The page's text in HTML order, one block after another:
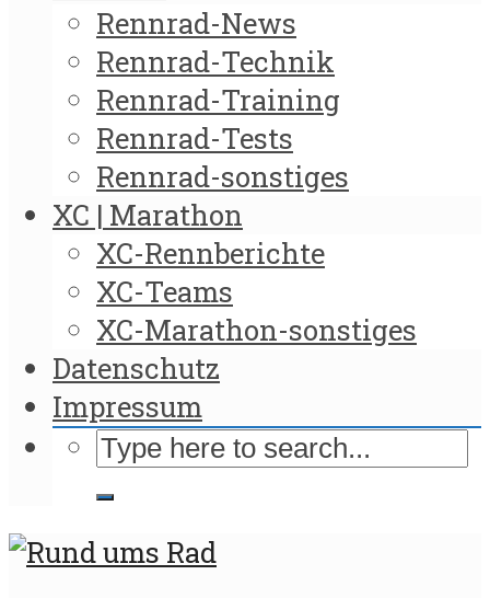
Rennrad-News
Rennrad-Technik
Rennrad-Training
Rennrad-Tests
Rennrad-sonstiges
XC | Marathon
XC-Rennberichte
XC-Teams
XC-Marathon-sonstiges
Datenschutz
Impressum